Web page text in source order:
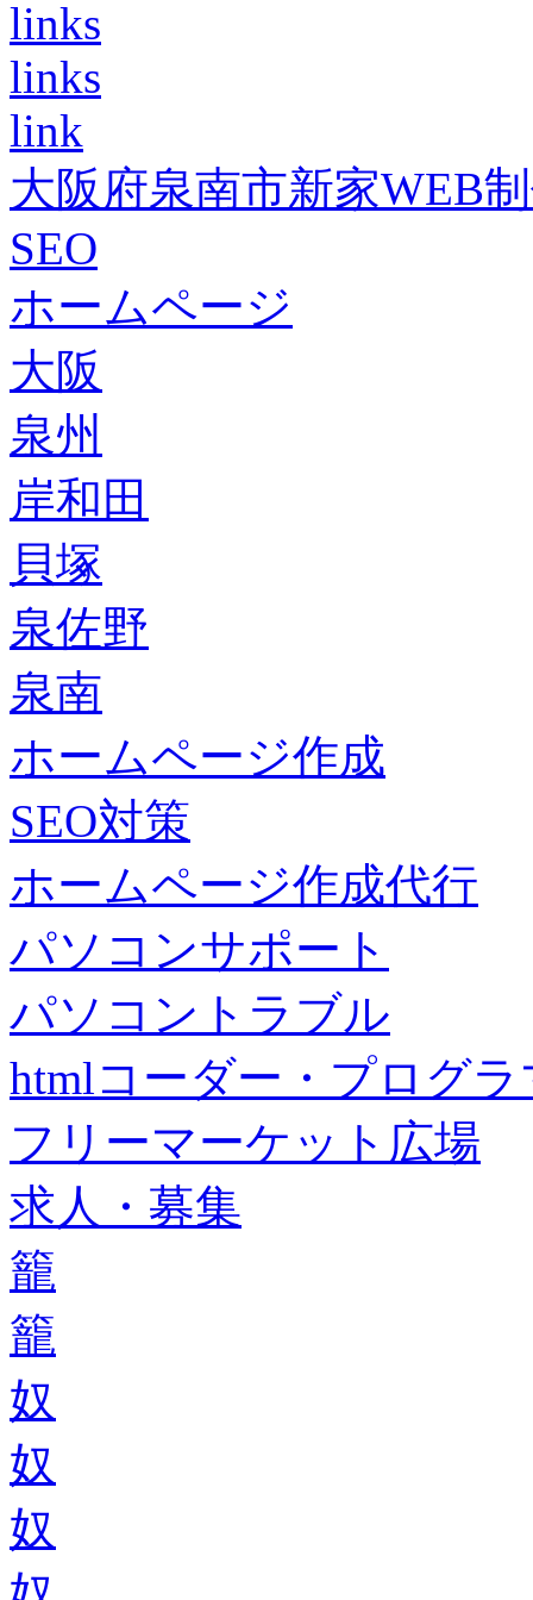
links
links
link
大阪府泉南市新家WEB
SEO
ホームページ
大阪
泉州
岸和田
貝塚
泉佐野
泉南
ホームページ作成
SEO対策
ホームページ作成代行
パソコンサポート
パソコントラブル
htmlコーダー・プログラ
フリーマーケット広場
求人・募集
籠
籠
奴
奴
奴